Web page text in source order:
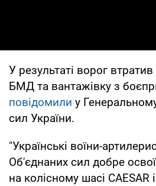
У результаті ворог
БМД та вантажівку з
повідомили у
сил України.
"Українські воїни-
Об'єднаних сил добре
на колісному шасі CAESAR